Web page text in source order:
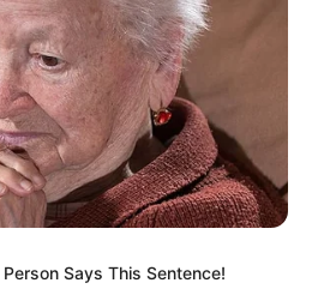
du pronostic
Prono
sont sur la toute
100 % gratuitLogic-
plus qu’à les sélectionner et
du Tiercé Quarté Quinté du
ce qui sera peut-être le
gagnant.Says This Sentence!